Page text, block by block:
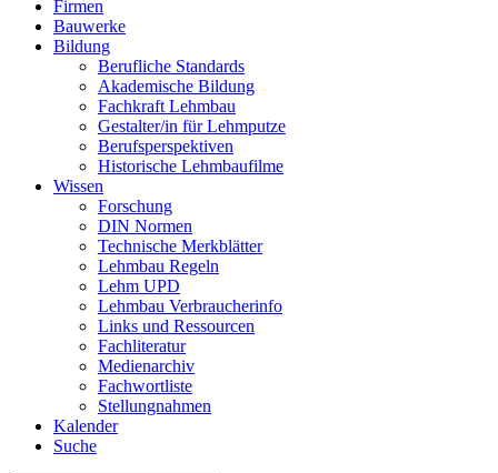
Firmen
Bauwerke
Bildung
Berufliche Standards
Akademische Bildung
Fachkraft Lehmbau
Gestalter/in für Lehmputze
Berufsperspektiven
Historische Lehmbaufilme
Wissen
Forschung
DIN Normen
Technische Merkblätter
Lehmbau Regeln
Lehm UPD
Lehmbau Verbraucherinfo
Links und Ressourcen
Fachliteratur
Medienarchiv
Fachwortliste
Stellungnahmen
Kalender
Suche